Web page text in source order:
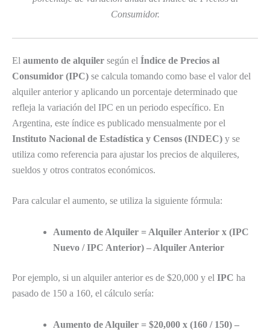
Consumidor.
El aumento de alquiler según el Índice de Precios al
Consumidor (IPC) se calcula tomando como base el valor del
alquiler anterior y aplicando un porcentaje determinado que
refleja la variación del IPC en un periodo específico. En
Argentina, este índice es publicado mensualmente por el
Instituto Nacional de Estadística y Censos (INDEC) y se
utiliza como referencia para ajustar los precios de alquileres,
sueldos y otros contratos económicos.
Para calcular el aumento, se utiliza la siguiente fórmula:
Aumento de Alquiler = Alquiler Anterior x (IPC
Nuevo / IPC Anterior) – Alquiler Anterior
Por ejemplo, si un alquiler anterior es de $20,000 y el IPC ha
pasado de 150 a 160, el cálculo sería:
Aumento de Alquiler = $20,000 x (160 / 150) –